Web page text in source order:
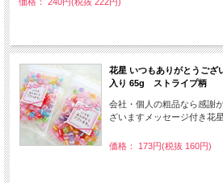
花星 いつもありがとうござ
入り 65g ストライプ柄
会社・個人の粗品なら感謝
ざいますメッセージ付き花
価格： 173円(税抜 160円)